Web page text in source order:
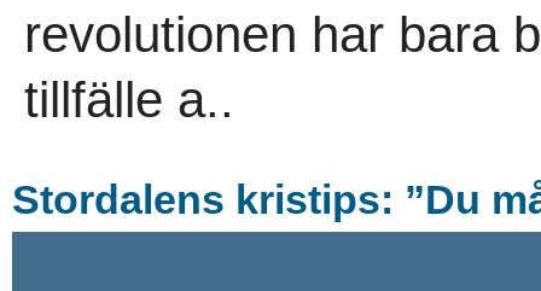
revolutionen har bara
tillfälle a..
Stordalens kristips: ”Du